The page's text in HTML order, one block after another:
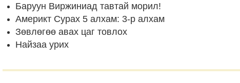
Баруун Виржиниад тавтай морил!
Америкт Сурах 5 алхам: 3-р алхам
Зөвлөгөө авах цаг товлох
Найзаа урих